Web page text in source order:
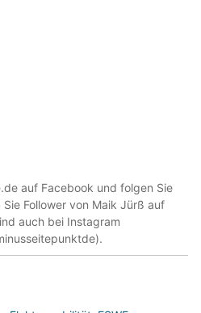
auf Facebook und folgen Sie
Follower von Maik Jürß auf
auch bei Instagram